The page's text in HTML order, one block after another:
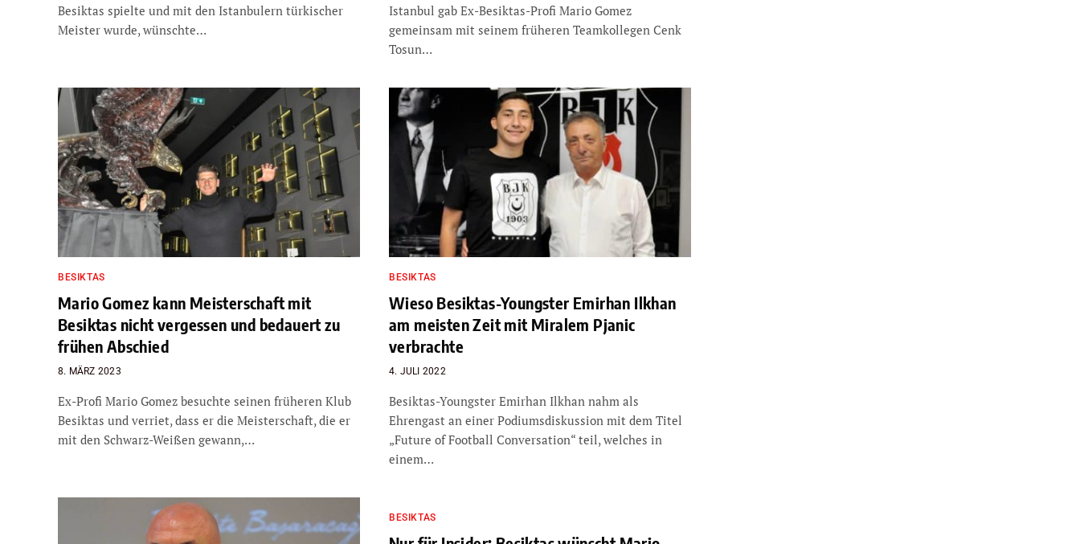
Besiktas spielte und mit den Istanbulern türkischer
Meister wurde, wünschte…
Istanbul gab Ex-Besiktas-Profi Mario Gomez
gemeinsam mit seinem früheren Teamkollegen Cenk
Tosun…
BESIKTAS
Mario Gomez kann Meisterschaft mit
Besiktas nicht vergessen und bedauert zu
frühen Abschied
8. MÄRZ 2023
Ex-Profi Mario Gomez besuchte seinen früheren Klub
Besiktas und verriet, dass er die Meisterschaft, die er
mit den Schwarz-Weißen gewann,…
BESIKTAS
Wieso Besiktas-Youngster Emirhan Ilkhan
am meisten Zeit mit Miralem Pjanic
verbrachte
4. JULI 2022
Besiktas-Youngster Emirhan Ilkhan nahm als
Ehrengast an einer Podiumsdiskussion mit dem Titel
„Future of Football Conversation“ teil, welches in
einem…
BESIKTAS